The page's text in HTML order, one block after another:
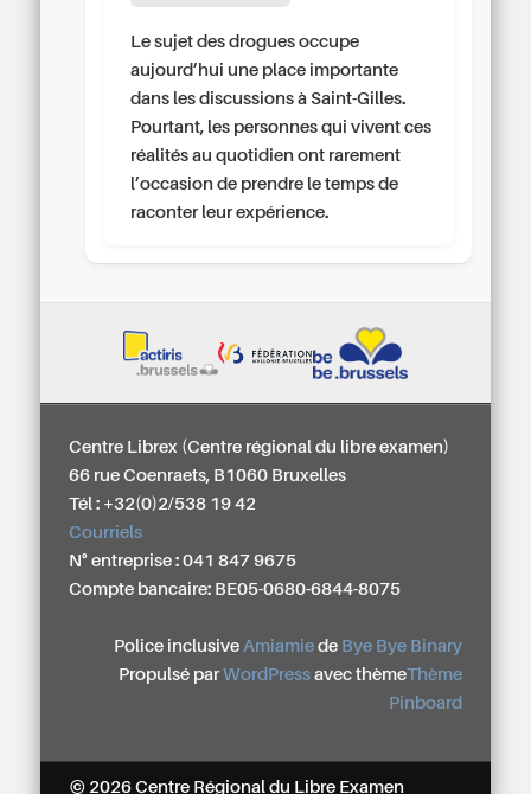
Le sujet des drogues occupe
aujourd’hui une place importante
dans les discussions à Saint-Gilles.
Pourtant, les personnes qui vivent ces
réalités au quotidien ont rarement
l’occasion de prendre le temps de
raconter leur expérience.
Centre Librex (Centre régional du libre examen)
66 rue Coenraets, B1060 Bruxelles
Tél : +32(0)2/538 19 42
Courriels
N° entreprise : 041 847 9675
Compte bancaire: BE05-0680-6844-8075
Police inclusive Amiamiede Bye Bye Binary
Propulsé par WordPressavec thèmeThème
Pinboard
© 2026 Centre Régional du Libre Examen